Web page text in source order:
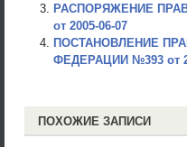
РАСПОРЯЖЕНИЕ
от 2005-06-07
ПОСТАНОВЛЕНИЕ
ФЕДЕРАЦИИ №393 от
ПОХОЖИЕ ЗАПИСИ